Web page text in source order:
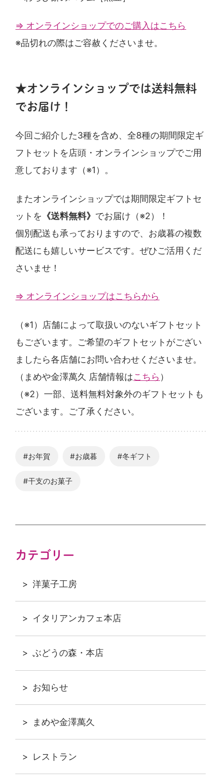
⇒ オンラインショップでのご購入はこちら
※品切れの際はご容赦くださいませ。
★オンラインショップでは送料無料
でお届け！
今回ご紹介した3種を含め、全8種の期間限定ギ
フトセットを店頭・オンラインショップでご用
意しております（※1）。
またオンラインショップでは期間限定ギフトセ
ットを 《送料無料》 でお届け（※2）！
個別配送も承っておりますので、お歳暮の複数
配送にも嬉しいサービスです。ぜひご活用くだ
さいませ！
⇒ オンラインショップはこちらから
（※1）店舗によって取扱いのないギフトセット
もございます。ご希望のギフトセットがござい
ましたら各店舗にお問い合わせくださいませ。
（まめや金澤萬久 店舗情報はこちら ）
（※2）一部、送料無料対象外のギフトセットも
ございます。ご了承ください。
#お年賀 #お歳暮 #冬ギフト
#干支のお菓子
カテゴリー
洋菓子工房
イタリアンカフェ本店
ぶどうの森・本店
お知らせ
まめや金澤萬久
レストラン